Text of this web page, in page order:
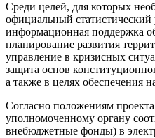
Среди целей, для которых
официальный статистический
информационная поддержка
планирование развития
управление в кризисных
защита основ
а также в целях обеспечения
Согласно положениям
уполномоченному органу
внебюджетные фонды) в